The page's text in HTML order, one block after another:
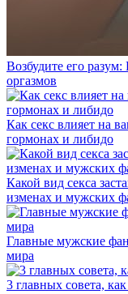
Возбудите его
оргазмов
Как секс влияет на
гормонах и либидо
Какой вид секса
изменах и мужских
Главные мужские
мира
3 главных совета,